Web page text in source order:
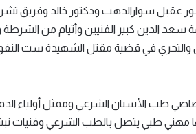
عقيل سوارالدهب ودكتور خالد وفريق
الدين كبير الفنيين وأتيام من الشرطة
في قضية مقتل الشهيدة ست النفور
طب الأسنان الشرعي وممثل أولياء
طبي يتصل بالطب الشرعي وفنيات نبش